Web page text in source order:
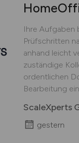
Ihre Aufgaben
Prüfschritten
anhand leicht
zuständige
ordentlichen
Bearbeitung
ScaleXperts
gestern